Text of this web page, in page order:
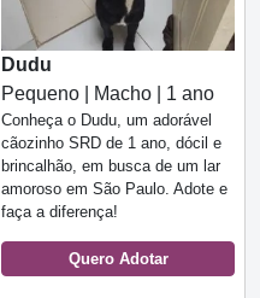
Dudu
Pequeno | Macho | 1 ano
Conheça o Dudu, um adorável
cãozinho SRD de 1 ano, dócil e
brincalhão, em busca de um lar
amoroso em São Paulo. Adote e
faça a diferença!
Quero Adotar